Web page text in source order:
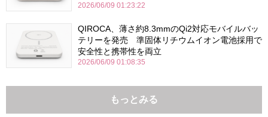
2026/06/09 01:23:22
QIROCA、薄さ約8.3mmのQi2対応モバイルバッ
テリーを発売 準固体リチウムイオン電池採用で
安全性と携帯性を両立
2026/06/09 01:08:35
もっとみる